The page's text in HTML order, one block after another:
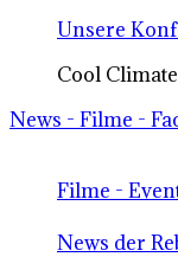
Unsere
Cool
News - Filme -
Filme -
News der